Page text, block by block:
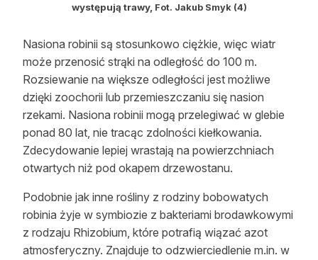
występują trawy,Fot. Jakub Smyk (4)
Nasiona robinii są stosunkowo ciężkie, więc wiatr
może przenosić strąki na odległość do 100 m.
Rozsiewanie na większe odległości jest możliwe
dzięki zoochorii lub przemieszczaniu się nasion
rzekami. Nasiona robinii mogą przelegiwać w glebie
ponad 80 lat, nie tracąc zdolności kiełkowania.
Zdecydowanie lepiej wrastają na powierzchniach
otwartych niż pod okapem drzewostanu.
Podobnie jak inne rośliny z rodziny bobowatych
robinia żyje w symbiozie z bakteriami brodawkowymi
z rodzaju Rhizobium, które potrafią wiązać azot
atmosferyczny. Znajduje to odzwierciedlenie m.in. w